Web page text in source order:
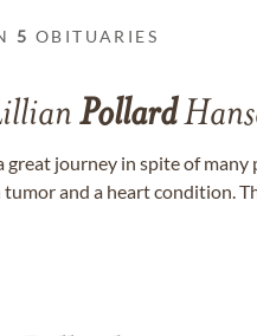
5 OBITUARIES
Pollard
great journey in spite of
tumor and a heart condition.